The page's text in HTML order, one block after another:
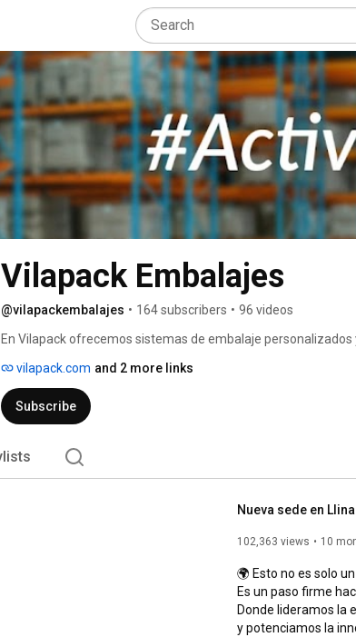
Vilapack Embalajes
@vilapackembalajes • 164 subscribers • 96 videos
En Vilapack ofrecemos sistemas de embalaje
vilapack.com and 2 more links
Subscribe
102,363 views 10
🌍 Esto no es solo
Es un paso firme
Donde lideramos la
y potenciamos la